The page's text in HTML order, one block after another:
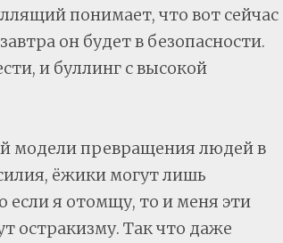
понимает, что вот сейчас
он будет в безопасности.
и буллинг с высокой
модели превращения людей в
ёжики могут лишь
если я отомщу, то и меня эти
остракизму. Так что даже